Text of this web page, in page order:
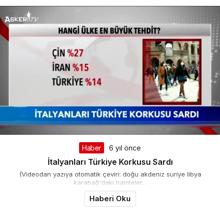
Haber 6 yıl önce
İtalyanları Türkiye Korkusu Sardı
(Videodan yazıya otomatik çeviri: doğu akdeniz suriye libya
karabağ'daki hamleler...
Haberi Oku